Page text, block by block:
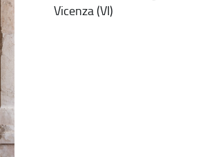
Vicenza (VI)